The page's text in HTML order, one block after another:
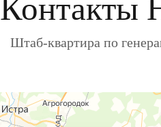
Контакты
Штаб-квартира по